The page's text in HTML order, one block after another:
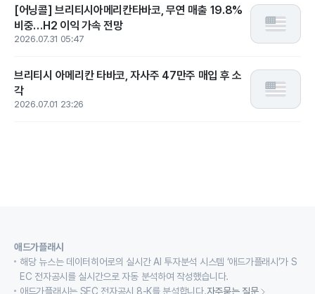
[어닝콜] 브리티시아메리칸타바코, 무연 매출 19.8%
비중…H2 이익 가속 전망
2026.07.31 05:47
브리티시 아메리칸 타바코, 자사주 47만주 매입 후 소
각
2026.07.01 23:26
애드가플래시
해당 뉴스는 데이터히어로의 실시간 AI 투자분석 시스템 ‘애드가플래시’가 S
EC 전자공시를 실시간으로 자동 분석하여 작성했습니다.
애드가플래시는 SEC 전자공시 8-K를 분석합니다.자주묻는 질문